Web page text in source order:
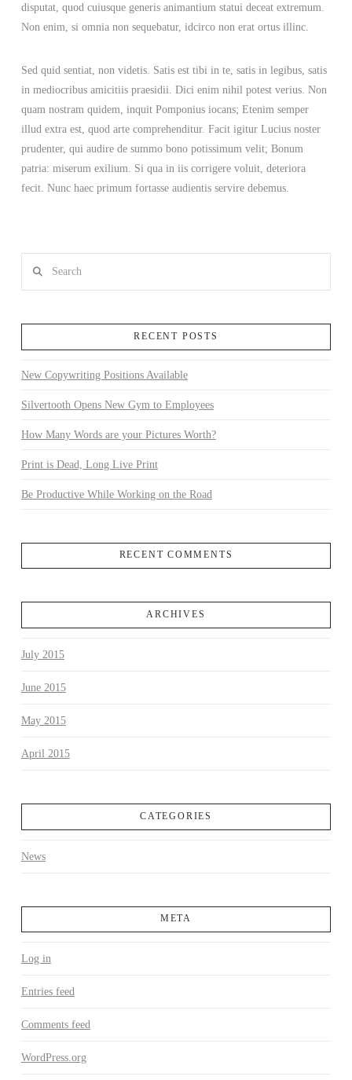
disputat, quod cuiusque generis animantium statui deceat extremum.
Non enim, si omnia non sequebatur, idcirco non erat ortus illinc.
Sed quid sentiat, non videtis. Satis est tibi in te, satis in legibus, satis
in mediocribus amicitiis praesidii. Dici enim nihil potest verius. Non
quam nostram quidem, inquit Pomponius iocans; Etenim semper
illud extra est, quod arte comprehenditur. Facit igitur Lucius noster
prudenter, qui audire de summo bono potissimum velit; Bonum
patria: miserum exilium. Si qua in iis corrigere voluit, deteriora
fecit. Nunc haec primum fortasse audientis servire debemus.
RECENT POSTS
New Copywriting Positions Available
Silvertooth Opens New Gym to Employees
How Many Words are your Pictures Worth?
Print is Dead, Long Live Print
Be Productive While Working on the Road
RECENT COMMENTS
ARCHIVES
July 2015
June 2015
May 2015
April 2015
CATEGORIES
News
META
Log in
Entries feed
Comments feed
WordPress.org